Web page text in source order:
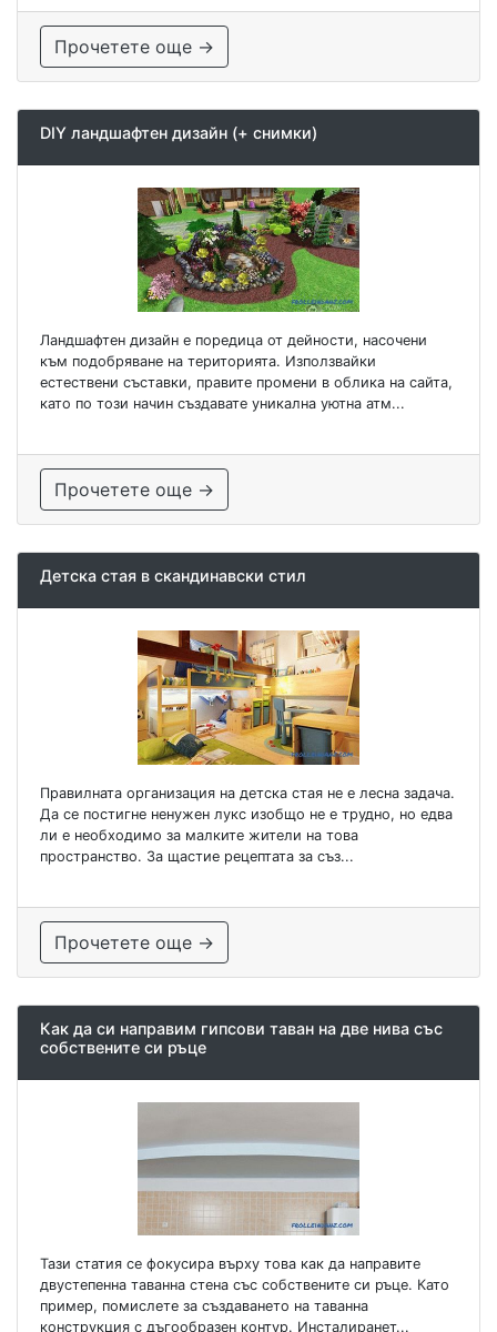
Прочетете още →
DIY ландшафтен дизайн (+ снимки)
Ландшафтен дизайн е поредица от дейности, насочени
към подобряване на територията. Използвайки
естествени съставки, правите промени в облика на сайта,
като по този начин създавате уникална уютна атм...
Прочетете още →
Детска стая в скандинавски стил
Правилната организация на детска стая не е лесна задача.
Да се ​​постигне ненужен лукс изобщо не е трудно, но едва
ли е необходимо за малките жители на това
пространство. За щастие рецептата за съз...
Прочетете още →
Как да си направим гипсови таван на две нива със
собствените си ръце
Тази статия се фокусира върху това как да направите
двустепенна таванна стена със собствените си ръце. Като
пример, помислете за създаването на таванна
конструкция с дъгообразен контур. Инсталиранет...